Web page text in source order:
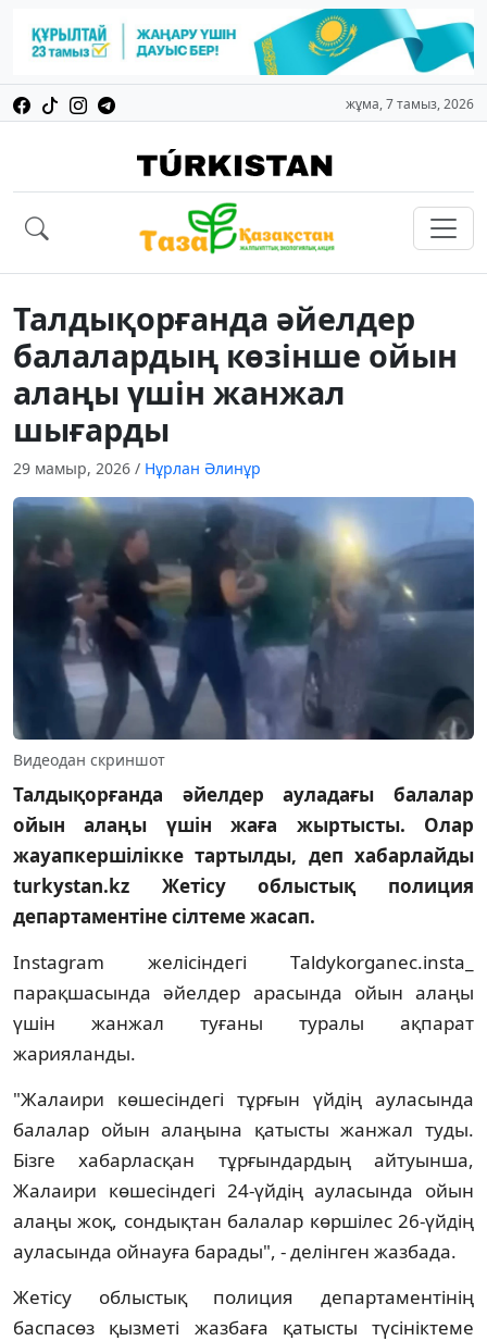
жұма, 7 тамыз, 2026
Талдықорғанда әйелдер
балалардың көзінше ойын
алаңы үшін жанжал
шығарды
29 мамыр, 2026 / Нұрлан Әлинұр
Видеодан скриншот
Талдықорғанда әйелдер ауладағы балалар
ойын алаңы үшін жаға жыртысты. Олар
жауапкершілікке тартылды, деп хабарлайды
turkystan.kz Жетісу облыстық полиция
департаментіне сілтеме жасап.
Instagram желісіндегі Тaldykorganec.insta_
парақшасында әйелдер арасында ойын алаңы
үшін жанжал туғаны туралы ақпарат
жарияланды.
"Жалаири көшесіндегі тұрғын үйдің ауласында
балалар ойын алаңына қатысты жанжал туды.
Бізге хабарласқан тұрғындардың айтуынша,
Жалаири көшесіндегі 24-үйдің ауласында ойын
алаңы жоқ, сондықтан балалар көршілес 26-үйдің
ауласында ойнауға барады", - делінген жазбада.
Жетісу облыстық полиция департаментінің
баспасөз қызметі жазбаға қатысты түсініктеме